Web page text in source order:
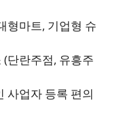
형마트, 기업형 슈
단란주점, 유흥주
사업자 등록 편의